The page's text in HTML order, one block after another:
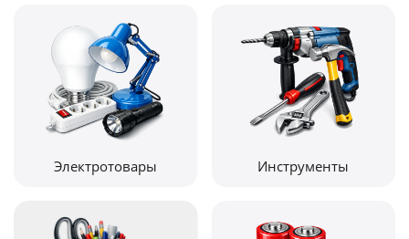
Электротовары Инструменты